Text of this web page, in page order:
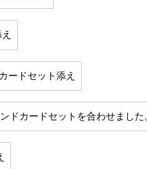
ードセット添え
ドカードセットを合わせました